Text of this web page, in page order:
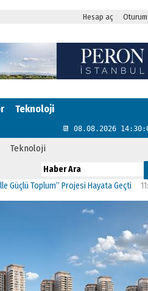
Hesap aç
Teknoloji
📆 08.08.2026
Teknoloji
Toplum” Projesi Hayata Geçti 11:41CHP